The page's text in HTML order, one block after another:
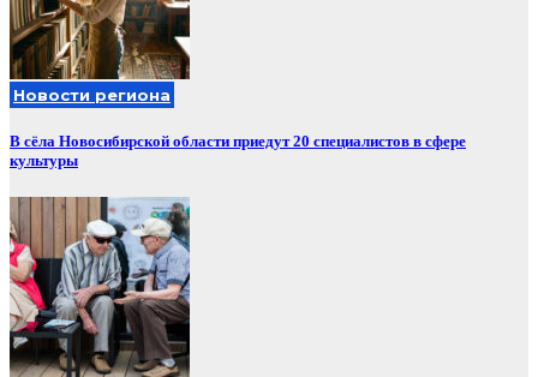
Новости региона
В сёла Новосибирской области приедут 20 специалистов в сфере
культуры